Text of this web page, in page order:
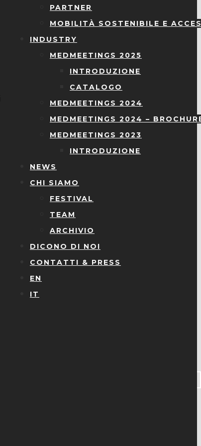
PARTNER
MOBILITÀ SOSTENIBILE E
INDUSTRY
MEDMEETINGS 2025
INTRODUZIONE
CATALOGO
MEDMEETINGS 2024
MEDMEETINGS 2024 –
MEDMEETINGS 2023
INTRODUZIONE
NEWS
CHI SIAMO
FESTIVAL
TEAM
ARCHIVIO
DICONO DI NOI
CONTATTI & PRESS
EN
IT